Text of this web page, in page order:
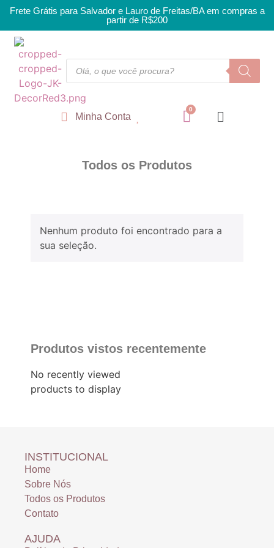
Frete Grátis para Salvador e Lauro de Freitas/BA em compras a
partir de R$200
Minha Conta
Todos os Produtos
Nenhum produto foi encontrado para a
sua seleção.
Produtos vistos recentemente
No recently viewed
products to display
INSTITUCIONAL
Home
Sobre Nós
Todos os Produtos
Contato
AJUDA